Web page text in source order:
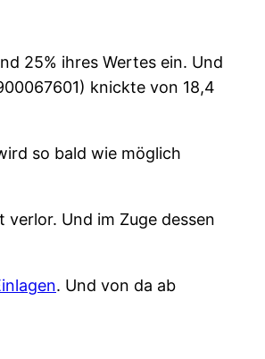
25% ihres Wertes ein. Und
knickte von 18,4
so bald wie möglich
Und im Zuge dessen
. Und von da ab